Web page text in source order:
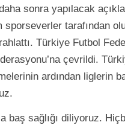
sonra yapılacak
tarafından
Türkiye Futbol
çevrildi.
ardından liglerin
baş sağlığı diliyoruz.